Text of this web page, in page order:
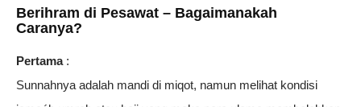
Berihram di Pesawat – Bagaimanakah
Caranya?
Pertama:
Sunnahnya adalah mandi di miqot, namun melihat kondisi